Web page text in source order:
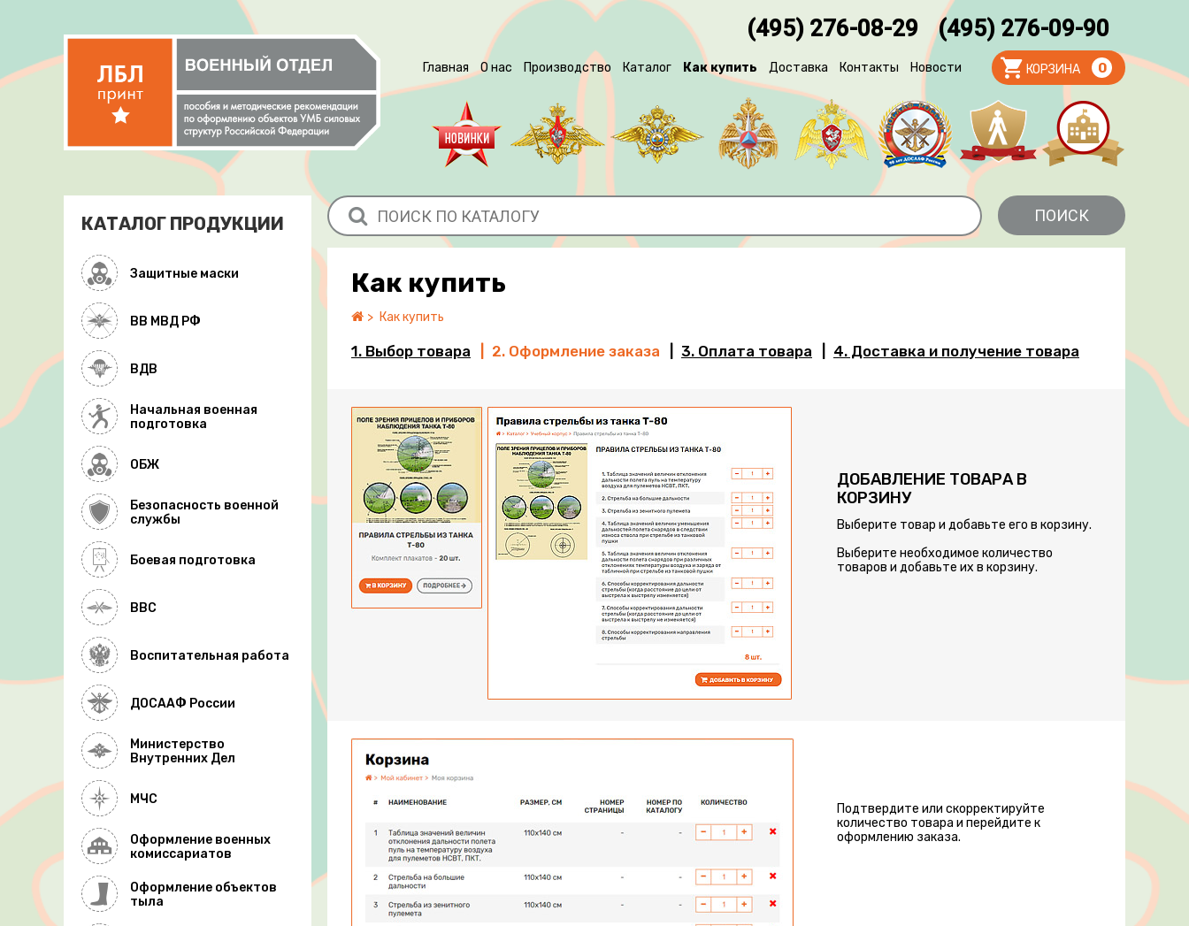
(495) 276-08-29 (495) 276-09-90
КОРЗИНА 0
Главная О нас Производство Каталог Как купить Доставка Контакты Новости
Как купить
Как купить
1. Выбор товара 2. Оформление заказа 3. Оплата товара 4. Доставка и получение товара
ДОБАВЛЕНИЕ ТОВАРА В
КОРЗИНУ
Выберите товар и добавьте его в корзину.
Выберите необходимое количество
товаров и добавьте их в корзину.
Подтвердите или скорректируйте
количество товара и перейдите к
оформлению заказа.
КАТАЛОГ ПРОДУКЦИИ
Защитные маски
ВВ МВД РФ
ВДВ
Начальная военная
подготовка
ОБЖ
Безопасность военной
службы
Боевая подготовка
ВВС
Воспитательная работа
ДОСААФ России
Министерство
Внутренних Дел
МЧС
Оформление военных
комиссариатов
Оформление объектов
тыла